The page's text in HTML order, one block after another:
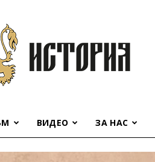
ВИДЕО ЗА НАС